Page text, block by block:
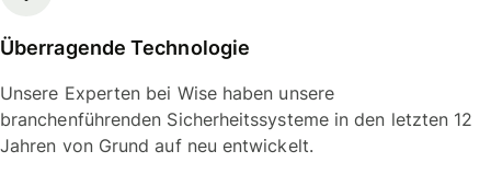
Überragende Technologie
Unsere Experten bei Wise haben unsere
branchenführenden Sicherheitssysteme in den letzten 12
Jahren von Grund auf neu entwickelt.